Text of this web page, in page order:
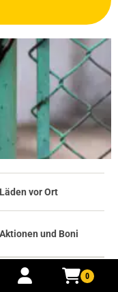
0
Läden vor Ort
Aktionen und Boni